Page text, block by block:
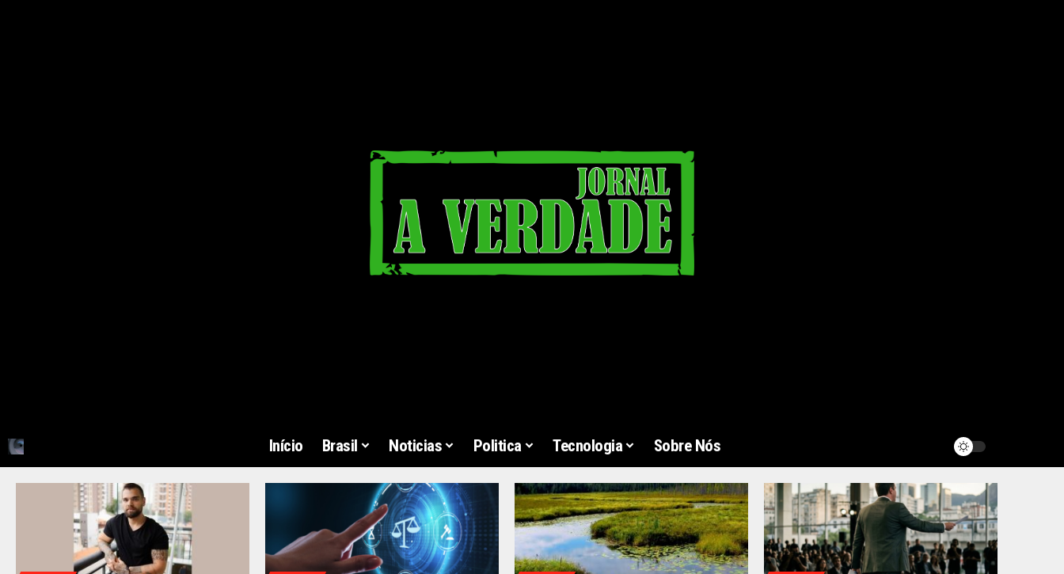
Início Brasil Noticias Politica Tecnologia Sobre Nós